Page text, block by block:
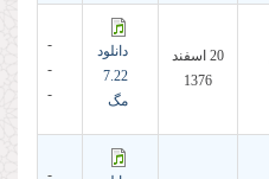
20 اسفند
1376
دانلود
7.22
مگ
-
-
-
-